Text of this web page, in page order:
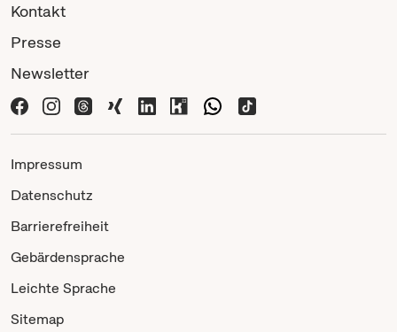
Kontakt
Presse
Newsletter
Impressum
Datenschutz
Barrierefreiheit
Gebärdensprache
Leichte Sprache
Sitemap